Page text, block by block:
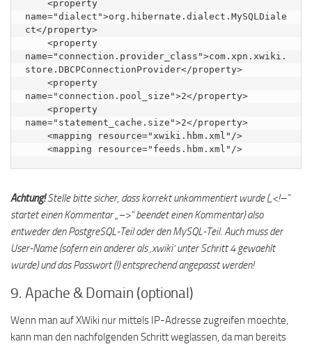
name="dialect">org.hibernate.dialect.MySQLDiale
ct</property>
name="connection.provider_class">com.xpn.xwiki.
store.DBCPConnectionProvider</property>
name="connection.pool_size">2</property>
name="statement_cache.size">2</property>
    <mapping resource="feeds.hbm.xml"/>
Achtung!Stelle bitte sicher, dass korrekt unkommentiert wurde („<!–“
startet einen Kommentar „–>“ beendet einen Kommentar) also
entweder den PostgreSQL-Teil oder den MySQL-Teil. Auch muss der
User-Name (sofern ein anderer als ‚xwiki‘ unter Schritt 4 gewaehlt
wurde) und das Passwort (!) entsprechend angepasst werden!
9. Apache & Domain (optional)
Wenn man auf XWiki nur mittels IP-Adresse zugreifen moechte,
kann man den nachfolgenden Schritt weglassen, da man bereits